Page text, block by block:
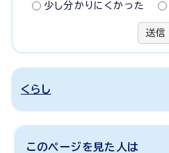
少し分かりにくかった
送信
くらし
このページを見た人は